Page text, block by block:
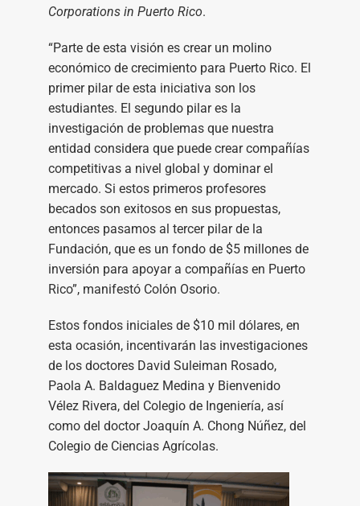
Corporations in Puerto Rico.
“Parte de esta visión es crear un molino
económico de crecimiento para Puerto Rico. El
primer pilar de esta iniciativa son los
estudiantes. El segundo pilar es la
investigación de problemas que nuestra
entidad considera que puede crear compañías
competitivas a nivel global y dominar el
mercado. Si estos primeros profesores
becados son exitosos en sus propuestas,
entonces pasamos al tercer pilar de la
Fundación, que es un fondo de $5 millones de
inversión para apoyar a compañías en Puerto
Rico”, manifestó Colón Osorio.
Estos fondos iniciales de $10 mil dólares, en
esta ocasión, incentivarán las investigaciones
de los doctores David Suleiman Rosado,
Paola A. Baldaguez Medina y Bienvenido
Vélez Rivera, del Colegio de Ingeniería, así
como del doctor Joaquín A. Chong Núñez, del
Colegio de Ciencias Agrícolas.